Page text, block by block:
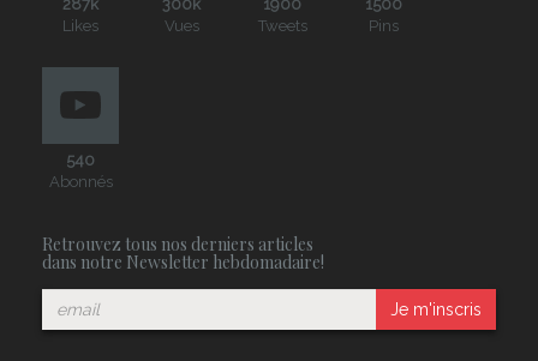
287k
Likes
300k
Vues
1900
Tweets
1500
Pins
540
Abonnés
Retrouvez tous nos derniers articles
dans notre Newsletter hebdomadaire!
Je m'inscris